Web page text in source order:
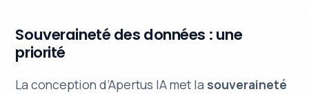
Souveraineté des données : une
priorité
La conception d’Apertus IA met la souveraineté